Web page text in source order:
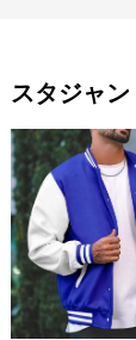
スタジャン